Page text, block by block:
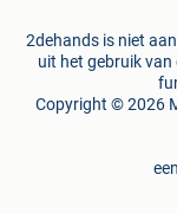
2dehands is niet
uit het gebruik
Copyright © 2026
een